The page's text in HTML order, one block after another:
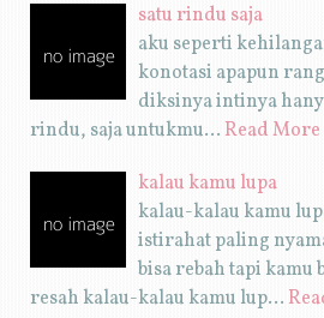
satu rindu saja
aku seperti
konotasi apapun
diksinya intinya
rindu, saja untukmu… Read More
kalau kamu lupa
kalau-kalau kamu
istirahat paling
bisa rebah tapi kamu
resah kalau-kalau kamu lup…